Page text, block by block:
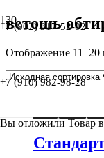
+7 (902) 317-52-02
+7 (910) 982-98-28
Вы отложилиТоварв
ветошь
Отображение 11–20